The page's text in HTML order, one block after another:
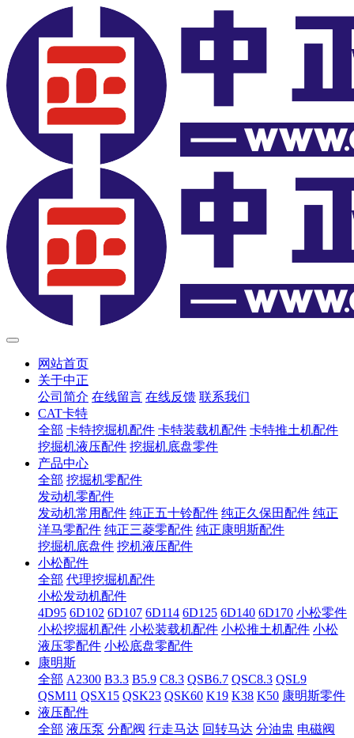
网站首页
关于中正
公司简介 在线留言 在线反馈 联系我们
CAT卡特
全部 卡特挖掘机配件 卡特装载机配件 卡特推土机配件
挖掘机液压配件 挖掘机底盘零件
产品中心
全部 挖掘机零配件
发动机零配件
发动机常用配件 纯正五十铃配件 纯正久保田配件 纯正
洋马零配件 纯正三菱零配件 纯正康明斯配件
挖掘机底盘件 挖机液压配件
小松配件
全部 代理挖掘机配件
小松发动机配件
4D95 6D102 6D107 6D114 6D125 6D140 6D170 小松零件
小松挖掘机配件 小松装载机配件 小松推土机配件 小松
液压零配件 小松底盘零配件
康明斯
全部 A2300 B3.3 B5.9 C8.3 QSB6.7 QSC8.3 QSL9
QSM11 QSX15 QSK23 QSK60 K19 K38 K50 康明斯零件
液压配件
全部 液压泵 分配阀 行走马达 回转马达 分油盅 电磁阀